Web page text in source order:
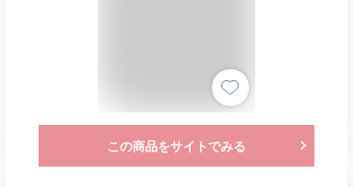
この商品をサイトでみる